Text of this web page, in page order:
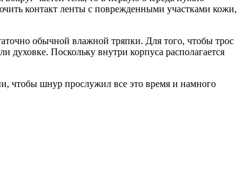
контакт ленты с поврежденными участками кожи,
обычной влажной тряпки. Для того, чтобы трос
Поскольку внутри корпуса располагается
чтобы шнур прослужил все это время и намного